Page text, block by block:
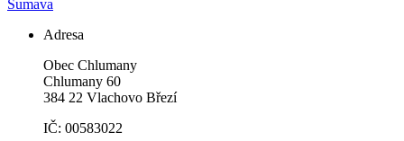
Šumava
Adresa
Obec Chlumany
Chlumany 60
384 22 Vlachovo Březí
IČ: 00583022